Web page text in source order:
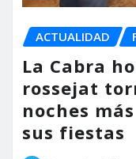
ACTUALIDAD
La Cabra
rossejat
noches
sus fiestas